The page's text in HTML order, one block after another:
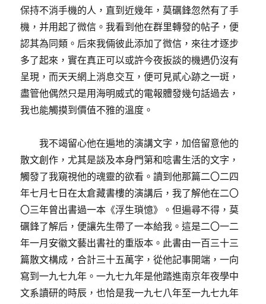
保持不消手機的人，直到近幾年，莫礪鋒忽然有了手
機，并用起了微信。我看到他在群里轉發的帖子，便
認其為同類。后來我倆彼此添加了微信，來往才逐步
多了起來，實在真正可以或許今夜扳談的機遇仍沒有
呈現，而天天網上消息交互，便可見貳心跡之一斑，
盡管他偶然只是用海明威式的電報體發幾句話過去，
我也能觸摸到價值不雅的溫度。
我不竭留心他在遍地的演講文字，加倍留意他的
散文創作，尤其是談及本身門第和唸書生活的文字，
觸發了我窺視他的魂靈的欲看。讀到他那篇二〇二四
年七月七日在太倉藏書樓的演講后，我了解他在二〇
〇三年曾出書過一本《浮生瑣憶》。但遍尋不得，莫
礪鋒了解后，便讓先生帶了一本給我。這是二〇一二
年一月安徽文藝出書社的重版本。此書由一百三十三
篇散文構成，合計三十五萬字，從他記事開端，一向
寫到一九七九年。一九七九年是他踏進南京年夜學中
文系讀研的時辰，也恰是我一九七八年至一九七九年